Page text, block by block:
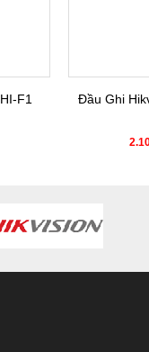
F1 Đầu Ghi